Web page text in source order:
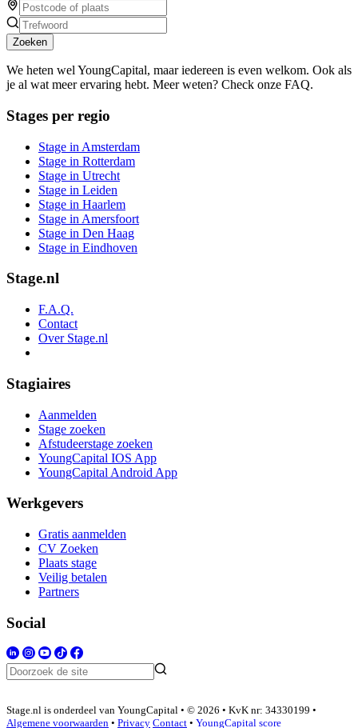
Zoeken
We heten wel YoungCapital, maar iedereen is even welkom. Ook als
je al wat meer ervaring hebt. Meer weten? Check onze FAQ.
Stages per regio
Stage in Amsterdam
Stage in Rotterdam
Stage in Utrecht
Stage in Leiden
Stage in Haarlem
Stage in Amersfoort
Stage in Den Haag
Stage in Eindhoven
Stage.nl
F.A.Q.
Contact
Over Stage.nl
Stagiaires
Aanmelden
Stage zoeken
Afstudeerstage zoeken
YoungCapital IOS App
YoungCapital Android App
Werkgevers
Gratis aanmelden
CV Zoeken
Plaats stage
Veilig betalen
Partners
Social
Stage.nl is onderdeel van YoungCapital • © 2026 • KvK nr: 34330199 •
Algemene voorwaarden • Privacy Contact • YoungCapital score